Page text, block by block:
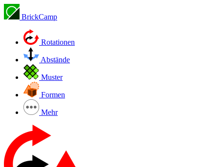
BrickCamp
Rotationen
Abstände
Muster
Formen
Mehr